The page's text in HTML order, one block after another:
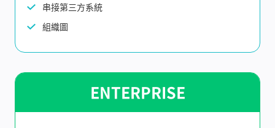
串接第三方系統
組織圖
ENTERPRISE